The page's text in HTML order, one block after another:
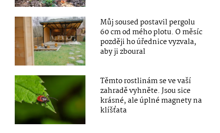
Můj soused postavil pergolu
60 cm od mého plotu. O měsíc
později ho úřednice vyzvala,
aby ji zboural
Těmto rostlinám se ve vaší
zahradě vyhněte. Jsou sice
krásné, ale úplné magnety na
klíšťata